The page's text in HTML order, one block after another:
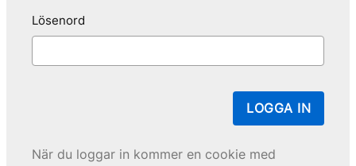
Lösenord
LOGGA IN
När du loggar in kommer en cookie med